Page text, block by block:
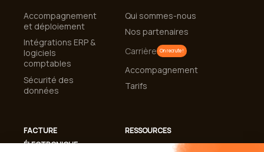
Accompagnement
et déploiement
Intégrations ERP &
logiciels
comptables
Sécurité des
données
FACTURE
ÉLECTRONIQUE
Qui sommes-nous
Nos partenaires
Carrière On recrute !
Accompagnement
Tarifs
RESSOURCES